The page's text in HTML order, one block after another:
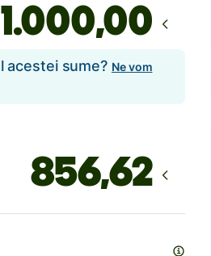
,00
acestei sume? Ne vom